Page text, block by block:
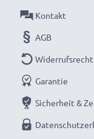
Lange Akku-
Akku für Kindle
✔ 100%
346392-0100
✔
hochwertige
✔ Regelmäßige,
Kontakt
AGB
Widerrufsrecht
Garantie
Sicherheit &